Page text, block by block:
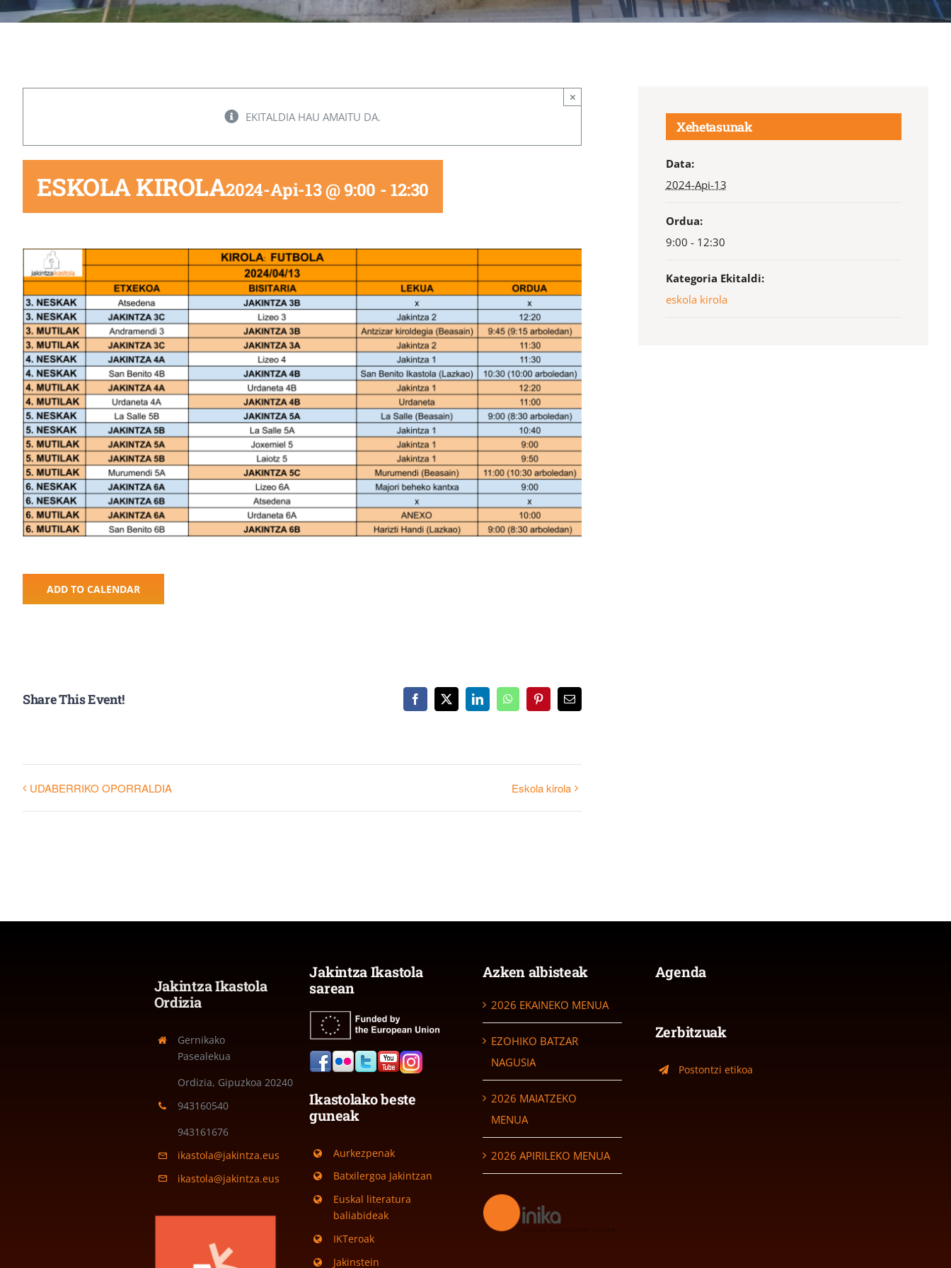
EKITALDIA HAU AMAITU DA.
×
ESKOLA KIROLA2024-Api-13 @ 9:00 -12:30
ADD TO CALENDAR
Share This Event! Facebook
X LinkedInWhatsAppPinterestEmail
UDABERRIKO OPORRALDIA Eskola kirola
Xehetasunak
Data:
2024-Api-13
Ordua:
9:00 - 12:30
Kategoria Ekitaldi:
eskola kirola
Jakintza Ikastola
Ordizia
Gernikako
Pasealekua
Ordizia, Gipuzkoa20240
943160540
943161676
ikastola@jakintza.eus
ikastola@jakintza.eus
Jakintza Ikastola
sarean
Ikastolako beste
guneak
Aurkezpenak
Batxilergoa Jakintzan
Euskal literatura
baliabideak
IKTeroak
Jakinstein
Azken albisteak
2026 EKAINEKO MENUA
EZOHIKO BATZAR
NAGUSIA
2026 MAIATZEKO
MENUA
2026 APIRILEKO MENUA
Agenda
Zerbitzuak
Postontzi etikoa